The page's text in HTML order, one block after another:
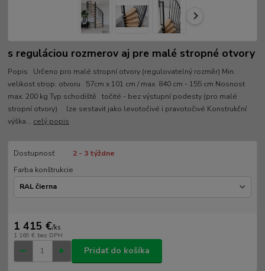
s reguláciou rozmerov aj pre malé stropné otvory
Popis Určeno pro malé stropní otvory (regulovatelný rozměr) Min.
velikost strop. otvoru 57cm x 101 cm / max. 840 cm - 155 cm Nosnost
max. 200 kg Typ schodiště točité - bez výstupní podesty (pro malé
stropní otvory) lze sestavit jako levotočivé i pravotočivé Konstrukční
výška... celý popis
Dostupnosť
2 - 3 týždne
Farba konštrukcie
1 415 €/ks
1 169 € bez DPH
Pridať do košíka